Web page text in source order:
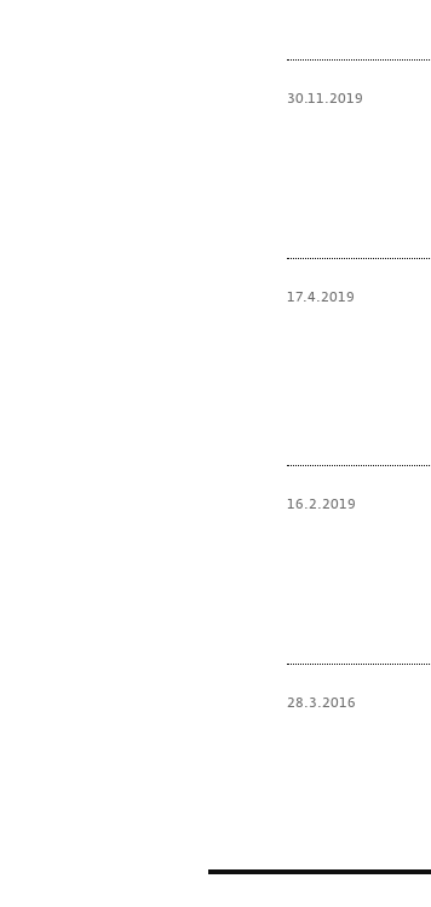
30.11.2019
17.4.2019
16.2.2019
28.3.2016